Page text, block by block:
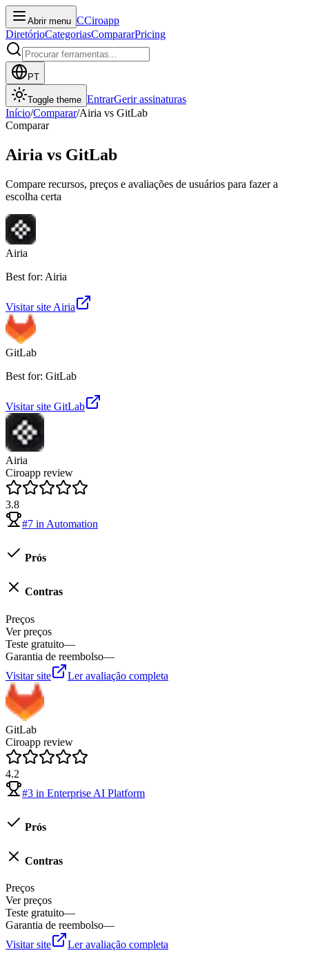
Abrir menu CCiroapp
DiretórioCategoriasCompararPricing
PT
Toggle theme EntrarGerir assinaturas
Início/Comparar/Airia vs GitLab
Comparar
Airia vs GitLab
Compare recursos, preços e avaliações de usuários para fazer a
escolha certa
Airia
Best for: Airia
Visitar site Airia
GitLab
Best for: GitLab
Visitar site GitLab
Airia
Ciroapp review
3.8
#7 in Automation
Prós
Contras
Preços
Ver preços
Teste gratuito—
Garantia de reembolso—
Visitar site
Ler avaliação completa
GitLab
Ciroapp review
4.2
#3 in Enterprise AI Platform
Prós
Contras
Preços
Ver preços
Teste gratuito—
Garantia de reembolso—
Visitar site
Ler avaliação completa